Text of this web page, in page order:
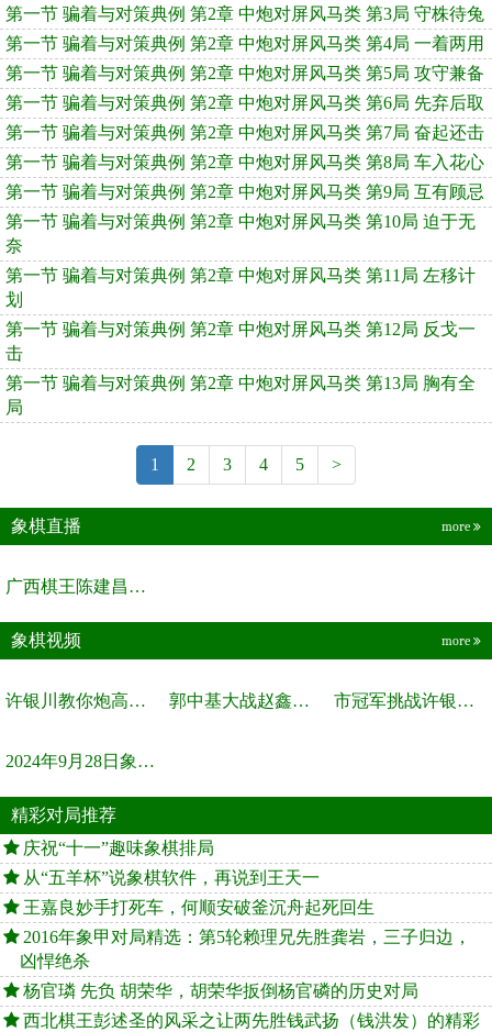
第一节 骗着与对策典例 第2章 中炮对屏风马类 第3局 守株待兔
第一节 骗着与对策典例 第2章 中炮对屏风马类 第4局 一着两用
第一节 骗着与对策典例 第2章 中炮对屏风马类 第5局 攻守兼备
第一节 骗着与对策典例 第2章 中炮对屏风马类 第6局 先弃后取
第一节 骗着与对策典例 第2章 中炮对屏风马类 第7局 奋起还击
第一节 骗着与对策典例 第2章 中炮对屏风马类 第8局 车入花心
第一节 骗着与对策典例 第2章 中炮对屏风马类 第9局 互有顾忌
第一节 骗着与对策典例 第2章 中炮对屏风马类 第10局 迫于无
奈
第一节 骗着与对策典例 第2章 中炮对屏风马类 第11局 左移计
划
第一节 骗着与对策典例 第2章 中炮对屏风马类 第12局 反戈一
击
第一节 骗着与对策典例 第2章 中炮对屏风马类 第13局 胸有全
局
1 2 3 4 5 >
象棋直播 more
广西棋王陈建昌直播间
象棋视频 more
许银川教你炮高兵士象全如何赢士象全，简单四步即可 郭中基大战赵鑫鑫，许银川激情讲解 市冠军挑战许银川，急进中兵变化真激烈！
2024年9月28日象棋世界栏目，刘君、蒋川讲解了第九届杨官璘杯象棋...
精彩对局推荐
庆祝“十一”趣味象棋排局
从“五羊杯”说象棋软件，再说到王天一
王嘉良妙手打死车，何顺安破釜沉舟起死回生
2016年象甲对局精选：第5轮赖理兄先胜龚岩，三子归边，
凶悍绝杀
杨官璘 先负 胡荣华，胡荣华扳倒杨官磷的历史对局
西北棋王彭述圣的风采之让两先胜钱武扬（钱洪发）的精彩